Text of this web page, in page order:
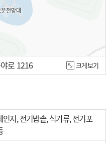
로 1216 크게보기
인지, 전기밥솥, 식기류, 전기포